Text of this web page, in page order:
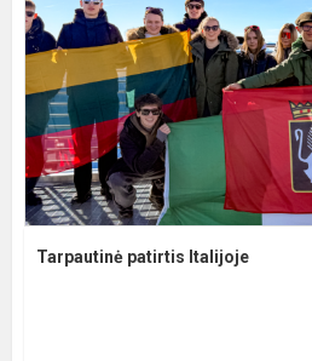
Tarpautinė patirtis Italijoje